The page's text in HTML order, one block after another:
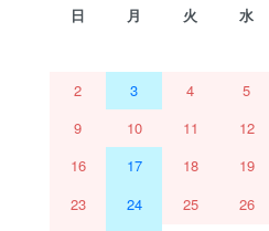
日 月 火 水
2
3 4 5
9
10 11 12
16
17 18 19
23
24 25 26